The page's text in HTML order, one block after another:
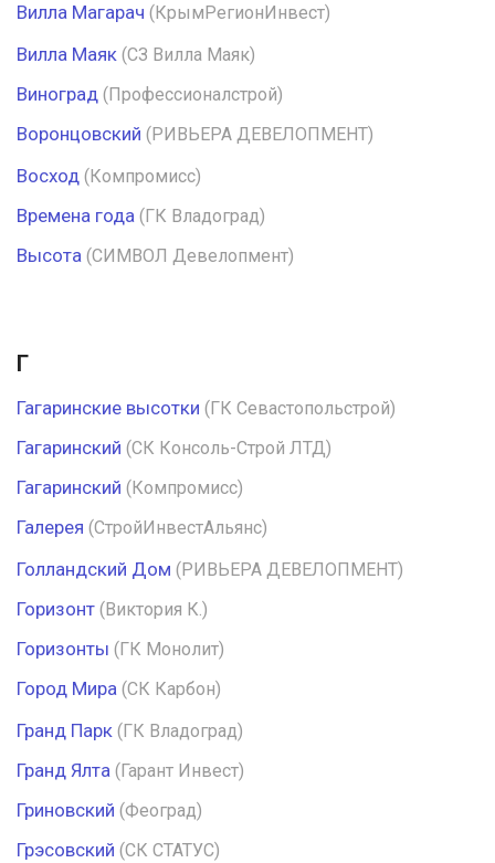
Вилла Магарач (КрымРегионИнвест)
Вилла Маяк (СЗ Вилла Маяк)
Виноград (Профессионалстрой)
Воронцовский (РИВЬЕРА ДЕВЕЛОПМЕНТ)
Восход (Компромисс)
Времена года (ГК Владоград)
Высота (СИМВОЛ Девелопмент)
Г
Гагаринские высотки (ГК Севастопольстрой)
Гагаринский (СК Консоль-Строй ЛТД)
Гагаринский (Компромисс)
Галерея (СтройИнвестАльянс)
Голландский Дом (РИВЬЕРА ДЕВЕЛОПМЕНТ)
Горизонт (Виктория К.)
Горизонты (ГК Монолит)
Город Мира (СК Карбон)
Гранд Парк (ГК Владоград)
Гранд Ялта (Гарант Инвест)
Гриновский (Феоград)
Грэсовский (СК СТАТУС)